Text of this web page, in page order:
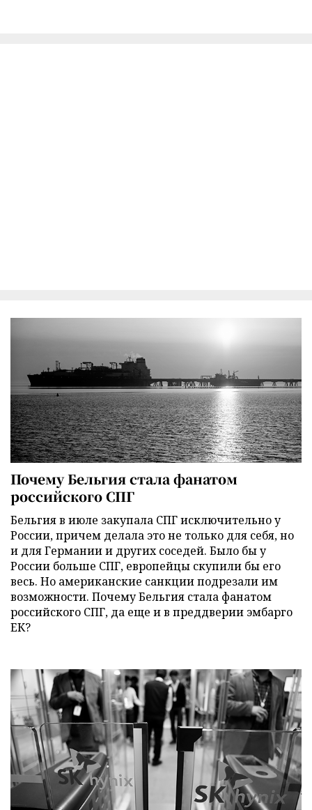
Почему Бельгия стала фанатом
российского СПГ
Бельгия в июле закупала СПГ исключительно у
России, причем делала это не только для себя, но
и для Германии и других соседей. Было бы у
России больше СПГ, европейцы скупили бы его
весь. Но американские санкции подрезали им
возможности. Почему Бельгия стала фанатом
российского СПГ, да еще и в преддверии эмбарго
ЕК?